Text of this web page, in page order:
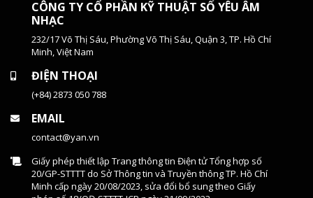
CÔNG TY CỔ PHẦN KỸ THUẬT SỐ YÊU ÂM
NHẠC
232/17 Võ Thị Sáu, Phường Võ Thị Sáu, Quận 3, TP. Hồ Chí
Minh, Việt Nam
ĐIỆN THOẠI
(+84) 2873 050 788
EMAIL
contact@yan.vn
Giấy phép thiết lập Trang thông tin Điện tử Tổng hợp số
20/GP-STTTT do Sở Thông tin và Truyền thông TP. Hồ Chí
Minh cấp ngày 20/08/2023, sửa đổi bổ sung theo Giấy